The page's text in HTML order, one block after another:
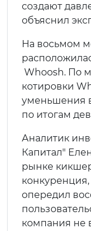
создают
объяснил
На восьмом
Whoosh. По
котировки
уменьшения
по итогам
Аналитик
Капитал"
рынке
опередил
компания не